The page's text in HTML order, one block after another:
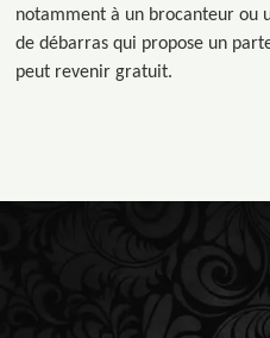
notamment à un brocanteur ou
de débarras qui propose un
peut revenir gratuit.